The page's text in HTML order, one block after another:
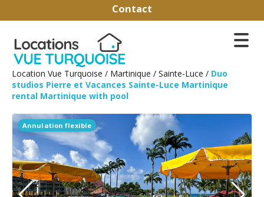
Contact
Location Vue Turquoise / Martinique / Sainte-Luce / Duo
studios Pierre et Vacances Sainte-Luce Martinique
rental Martinique with pool
Annulation flexible